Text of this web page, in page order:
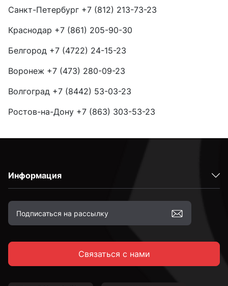
Санкт-Петербург +7 (812) 213-73-23
Краснодар +7 (861) 205-90-30
Белгород +7 (4722) 24-15-23
Воронеж +7 (473) 280-09-23
Волгоград +7 (8442) 53-03-23
Ростов-на-Дону +7 (863) 303-53-23
Информация
Связаться с нами